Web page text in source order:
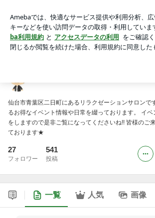
アプリをダウンロードして ブログの更新通知
を
ょう。
仙台市青葉区二日町にあるリラクゼーションサロンで
るお得なイベント情報や日常を綴っております。 イ
をしますので是非ご覧になってくださいね!! 皆様のご
ております★
27
フォロワー
541
投稿
一覧 人気 画像